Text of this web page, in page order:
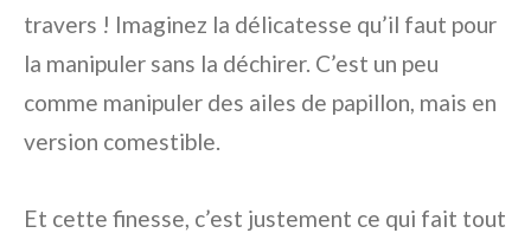
travers ! Imaginez la délicatesse qu’il faut pour
la manipuler sans la déchirer. C’est un peu
comme manipuler des ailes de papillon, mais en
version comestible.
Et cette finesse, c’est justement ce qui fait tout